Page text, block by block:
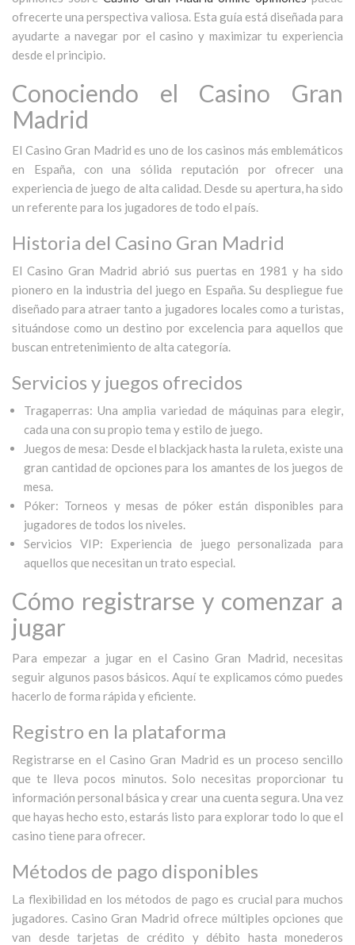
ofrecerte una perspectiva valiosa. Esta guía está diseñada para
ayudarte a navegar por el casino y maximizar tu experiencia
desde el principio.
Conociendo el Casino Gran
Madrid
El Casino Gran Madrid es uno de los casinos más emblemáticos
en España, con una sólida reputación por ofrecer una
experiencia de juego de alta calidad. Desde su apertura, ha sido
un referente para los jugadores de todo el país.
Historia del Casino Gran Madrid
El Casino Gran Madrid abrió sus puertas en 1981 y ha sido
pionero en la industria del juego en España. Su despliegue fue
diseñado para atraer tanto a jugadores locales como a turistas,
situándose como un destino por excelencia para aquellos que
buscan entretenimiento de alta categoría.
Servicios y juegos ofrecidos
Tragaperras: Una amplia variedad de máquinas para elegir,
cada una con su propio tema y estilo de juego.
Juegos de mesa: Desde el blackjack hasta la ruleta, existe una
gran cantidad de opciones para los amantes de los juegos de
mesa.
Póker: Torneos y mesas de póker están disponibles para
jugadores de todos los niveles.
Servicios VIP: Experiencia de juego personalizada para
aquellos que necesitan un trato especial.
Cómo registrarse y comenzar a
jugar
Para empezar a jugar en el Casino Gran Madrid, necesitas
seguir algunos pasos básicos. Aquí te explicamos cómo puedes
hacerlo de forma rápida y eficiente.
Registro en la plataforma
Registrarse en el Casino Gran Madrid es un proceso sencillo
que te lleva pocos minutos. Solo necesitas proporcionar tu
información personal básica y crear una cuenta segura. Una vez
que hayas hecho esto, estarás listo para explorar todo lo que el
casino tiene para ofrecer.
Métodos de pago disponibles
La flexibilidad en los métodos de pago es crucial para muchos
jugadores. Casino Gran Madrid ofrece múltiples opciones que
van desde tarjetas de crédito y débito hasta monederos